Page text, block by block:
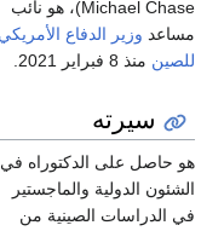
Michael Chase)، هو نائب
مساعد وزير الدفاع الأمريكي
للصين منذ 8 فبراير 2021.
سيرته
هو حاصل على الدكتوراه في
الشئون الدولية والماجستير
في الدراسات الصينية من